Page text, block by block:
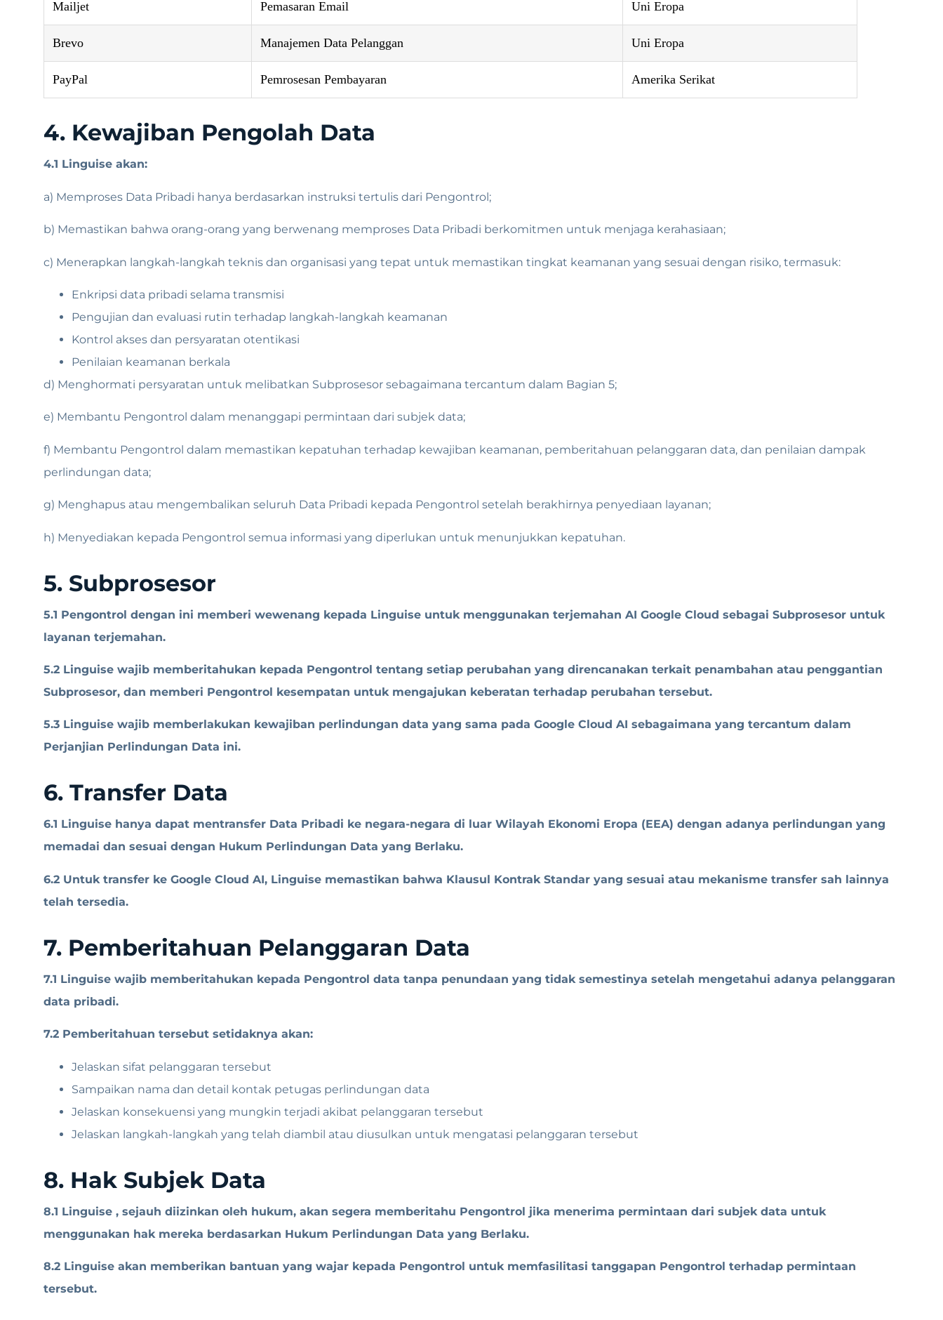
Mailjet Pemasaran Email Uni Eropa
Brevo Manajemen Data Pelanggan Uni Eropa
PayPal Pemrosesan Pembayaran Amerika Serikat
4. Kewajiban Pengolah Data
4.1 Linguise akan:
a) Memproses Data Pribadi hanya berdasarkan instruksi tertulis dari Pengontrol;
b) Memastikan bahwa orang-orang yang berwenang memproses Data Pribadi berkomitmen untuk menjaga kerahasiaan;
c) Menerapkan langkah-langkah teknis dan organisasi yang tepat untuk memastikan tingkat keamanan yang sesuai dengan risiko, termasuk:
Enkripsi data pribadi selama transmisi
Pengujian dan evaluasi rutin terhadap langkah-langkah keamanan
Kontrol akses dan persyaratan otentikasi
Penilaian keamanan berkala
d) Menghormati persyaratan untuk melibatkan Subprosesor sebagaimana tercantum dalam Bagian 5;
e) Membantu Pengontrol dalam menanggapi permintaan dari subjek data;
f) Membantu Pengontrol dalam memastikan kepatuhan terhadap kewajiban keamanan, pemberitahuan pelanggaran data, dan penilaian dampak
perlindungan data;
g) Menghapus atau mengembalikan seluruh Data Pribadi kepada Pengontrol setelah berakhirnya penyediaan layanan;
h) Menyediakan kepada Pengontrol semua informasi yang diperlukan untuk menunjukkan kepatuhan.
5. Subprosesor
5.1 Pengontrol dengan ini memberi wewenang kepada Linguise untuk menggunakan terjemahan AI Google Cloud sebagai Subprosesor untuk
layanan terjemahan.
5.2 Linguise wajib memberitahukan kepada Pengontrol tentang setiap perubahan yang direncanakan terkait penambahan atau penggantian
Subprosesor, dan memberi Pengontrol kesempatan untuk mengajukan keberatan terhadap perubahan tersebut.
5.3 Linguise wajib memberlakukan kewajiban perlindungan data yang sama pada Google Cloud AI sebagaimana yang tercantum dalam
Perjanjian Perlindungan Data ini.
6. Transfer Data
6.1 Linguise hanya dapat mentransfer Data Pribadi ke negara-negara di luar Wilayah Ekonomi Eropa (EEA) dengan adanya perlindungan yang
memadai dan sesuai dengan Hukum Perlindungan Data yang Berlaku.
6.2 Untuk transfer ke Google Cloud AI, Linguise memastikan bahwa Klausul Kontrak Standar yang sesuai atau mekanisme transfer sah lainnya
telah tersedia.
7. Pemberitahuan Pelanggaran Data
7.1 Linguise wajib memberitahukan kepada Pengontrol data tanpa penundaan yang tidak semestinya setelah mengetahui adanya pelanggaran
data pribadi.
7.2 Pemberitahuan tersebut setidaknya akan:
Jelaskan sifat pelanggaran tersebut
Sampaikan nama dan detail kontak petugas perlindungan data
Jelaskan konsekuensi yang mungkin terjadi akibat pelanggaran tersebut
Jelaskan langkah-langkah yang telah diambil atau diusulkan untuk mengatasi pelanggaran tersebut
8. Hak Subjek Data
8.1 Linguise , sejauh diizinkan oleh hukum, akan segera memberitahu Pengontrol jika menerima permintaan dari subjek data untuk
menggunakan hak mereka berdasarkan Hukum Perlindungan Data yang Berlaku.
8.2 Linguise akan memberikan bantuan yang wajar kepada Pengontrol untuk memfasilitasi tanggapan Pengontrol terhadap permintaan
tersebut.